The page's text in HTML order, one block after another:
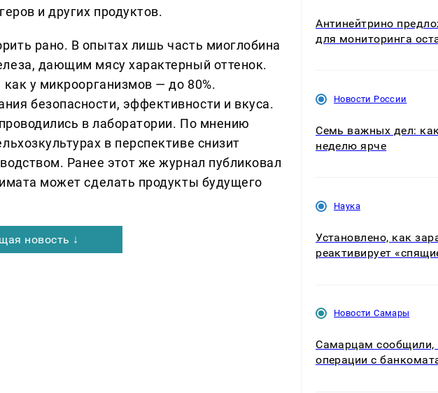
и других продуктов.
рано. В опытах лишь часть миоглобина
дающим мясу характерный оттенок.
у микроорганизмов — до 80%.
безопасности, эффективности и вкуса.
в лаборатории. По мнению
в перспективе снизит
Ранее этот же журнал публиковал
может сделать продукты будущего
новость ↓
Антинейтрино
для мониторинга
Новости России
Семь важных дел:
неделю ярче
Наука
Установлено, как
реактивирует
Новости Самары
Самарцам сообщили,
операции с